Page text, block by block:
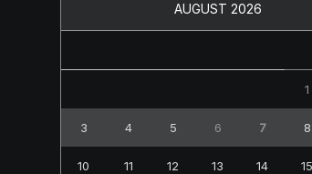
AUGUST 2026
1
3 4 5 6 7 8
10 11 12 13 14 15